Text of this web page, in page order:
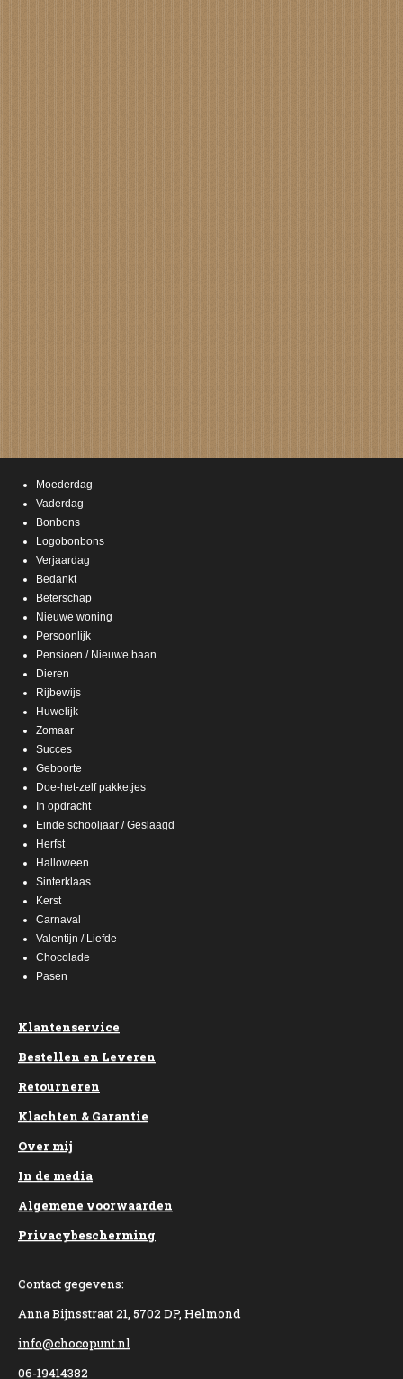
Moederdag
Vaderdag
Bonbons
Logobonbons
Verjaardag
Bedankt
Beterschap
Nieuwe woning
Persoonlijk
Pensioen / Nieuwe baan
Dieren
Rijbewijs
Huwelijk
Zomaar
Succes
Geboorte
Doe-het-zelf pakketjes
In opdracht
Einde schooljaar / Geslaagd
Herfst
Halloween
Sinterklaas
Kerst
Carnaval
Valentijn / Liefde
Chocolade
Pasen
Klantenservice
Bestellen en Leveren
Retourneren
Klachten & Garantie
Over mij
In de media
Algemene voorwaarden
Privacybescherming
Contact gegevens:
Anna Bijnsstraat 21, 5702 DP, Helmond
info@chocopunt.nl
06-19414382